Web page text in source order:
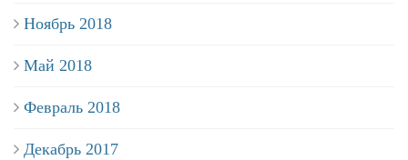
Ноябрь 2018
Май 2018
Февраль 2018
Декабрь 2017